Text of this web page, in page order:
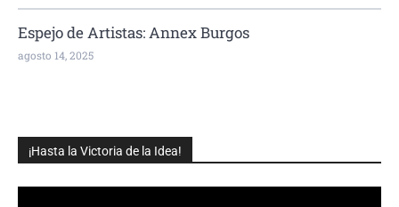
¡Hasta la Victoria de la Idea!
Espejo de Artistas: Annex Burgos
agosto 14, 2025